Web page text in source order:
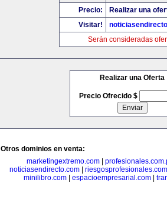
Precio:
Realizar una
Visitar!
Serán consideradas
Realizar una Oferta
Precio Ofrecido $
Otros dominios en venta:
marketingextremo.com|
noticiasendirecto.com
riesgosprofesionales.com
minilibro.com| espacioempresarial.com|